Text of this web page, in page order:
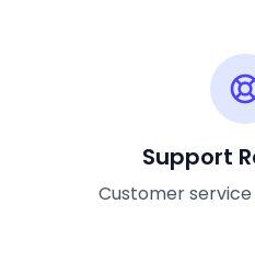
Support
Customer